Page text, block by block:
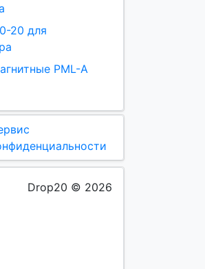
20 для
PML-A
Drop20 © 2026